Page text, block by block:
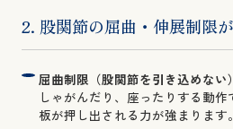
2. 股関節の屈曲・伸展制限
屈曲制限（股関節を引き込めない）
しゃがんだり、座ったりする動
板が押し出される力が強まります。